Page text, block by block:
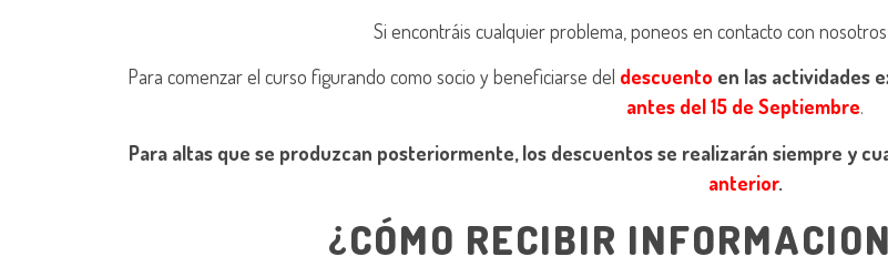
Si encontráis cualquier problema, poneos en contacto con
Para comenzar el curso figurando como socio y beneficiarse del descuento en las actividades
antes del 15 de Septiembre.
Para altas que se produzcan posteriormente, los descuentos se realizarán siempre y
anterior.
¿CÓMO RECIBIR